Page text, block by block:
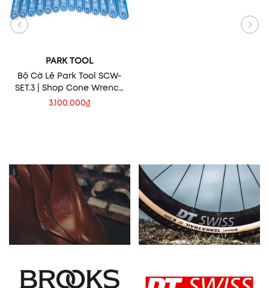
PARK TOOL
Bộ Cờ Lê Park Tool SCW-
SET.3 | Shop Cone Wrench
Set, 13-28mm
3.100.000₫